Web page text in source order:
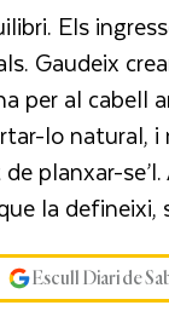
Els
Gaudeix
per al cabell
lo natural,
planxar-
la
Escull Diari de